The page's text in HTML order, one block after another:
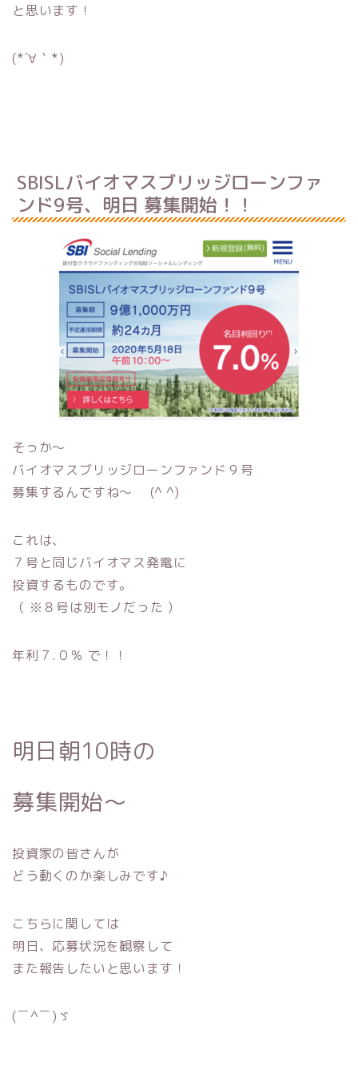
と思います！
(*´∀｀*)
SBISLバイオマスブリッジローンファ
ンド9号、明日 募集開始！！
そっか〜
バイオマスブリッジローンファンド９号
募集するんですね〜 (^ ^)
これは、
７号と同じバイオマス発電に
投資するものです。
（ ※８号は別モノだった ）
年利７.０％ で！！
明日朝10時の
募集開始〜
投資家の皆さんが
どう動くのか楽しみです♪
こちらに関しては
明日、応募状況を観察して
また報告したいと思います！
(￣^￣)ゞ